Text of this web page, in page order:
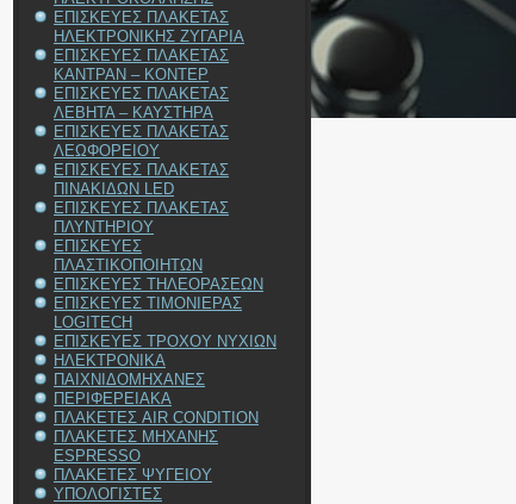
ΕΠΙΣΚΕΥΕΣ ΠΛΑΚΕΤΑΣ
ΗΛΕΚΤΡΟΝΙΚΗΣ ΖΥΓΑΡΙΑ
ΕΠΙΣΚΕΥΕΣ ΠΛΑΚΕΤΑΣ
ΚΑΝΤΡΑΝ – ΚΟΝΤΕΡ
ΕΠΙΣΚΕΥΕΣ ΠΛΑΚΕΤΑΣ
ΛΕΒΗΤΑ – ΚΑΥΣΤΗΡΑ
ΕΠΙΣΚΕΥΕΣ ΠΛΑΚΕΤΑΣ
ΛΕΩΦΟΡΕΙΟΥ
ΕΠΙΣΚΕΥΕΣ ΠΛΑΚΕΤΑΣ
ΠΙΝΑΚΙΔΩΝ LED
ΕΠΙΣΚΕΥΕΣ ΠΛΑΚΕΤΑΣ
ΠΛΥΝΤΗΡΙΟΥ
ΕΠΙΣΚΕΥΕΣ
ΠΛΑΣΤΙΚΟΠΟΙΗΤΩΝ
ΕΠΙΣΚΕΥΕΣ ΤΗΛΕΟΡΑΣΕΩΝ
ΕΠΙΣΚΕΥΕΣ ΤΙΜΟΝΙΕΡΑΣ
LOGITECH
ΕΠΙΣΚΕΥΕΣ ΤΡΟΧΟΥ ΝΥΧΙΩΝ
ΗΛΕΚΤΡΟΝΙΚΑ
ΠΑΙΧΝΙΔΟΜΗΧΑΝΕΣ
ΠΕΡΙΦΕΡΕΙΑΚΑ
ΠΛΑΚΕΤΕΣ AIR CONDITION
ΠΛΑΚΕΤΕΣ ΜΗΧΑΝΗΣ
ESPRESSO
ΠΛΑΚΕΤΕΣ ΨΥΓΕΙΟΥ
ΥΠΟΛΟΓΙΣΤΕΣ